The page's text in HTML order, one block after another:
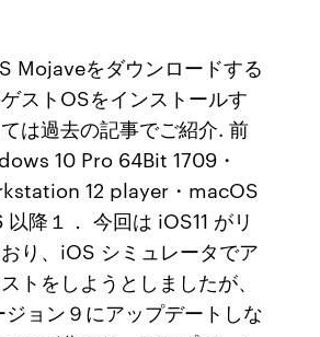
Mojaveをダウンロードする
ストOSをインストールす
は過去の記事でご紹介. 前
10 Pro 64Bit 1709・
12 player・macOS
以降１． 今回は iOS11 がリ
り、iOS シミュレータでア
トをしようとしましたが、
ョン９にアップデートしな